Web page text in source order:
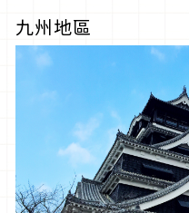
九州地區